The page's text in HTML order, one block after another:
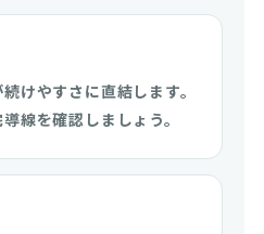
けやすさに直結します。
線を確認しましょう。